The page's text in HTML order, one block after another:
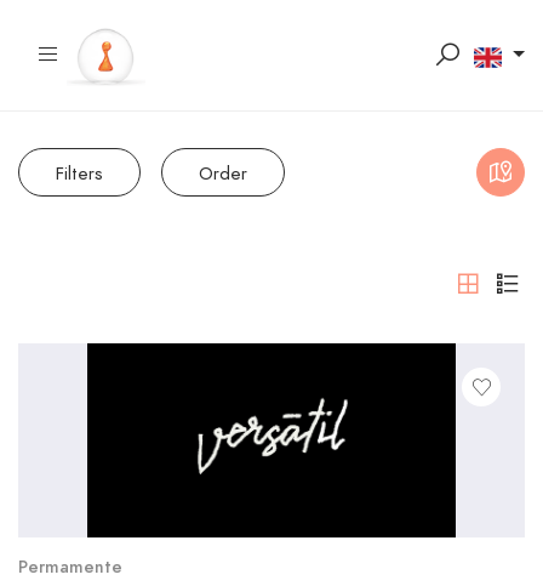
Filters Order
Permamente